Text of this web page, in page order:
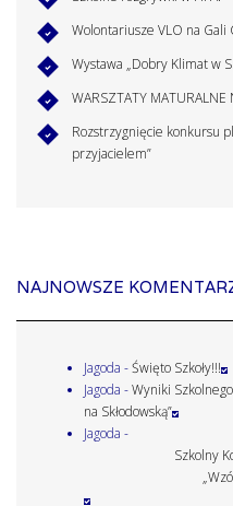
Wolontariusze VLO na Gali
Wystawa „Dobry Klimat w
WARSZTATY MATURALNE
Rozstrzygnięcie konkursu
przyjacielem”
NAJNOWSZE
Jagoda -Święto Szkoły!!!
Jagoda -Wyniki
na Skłodowską”
Jagoda -
Szkolny